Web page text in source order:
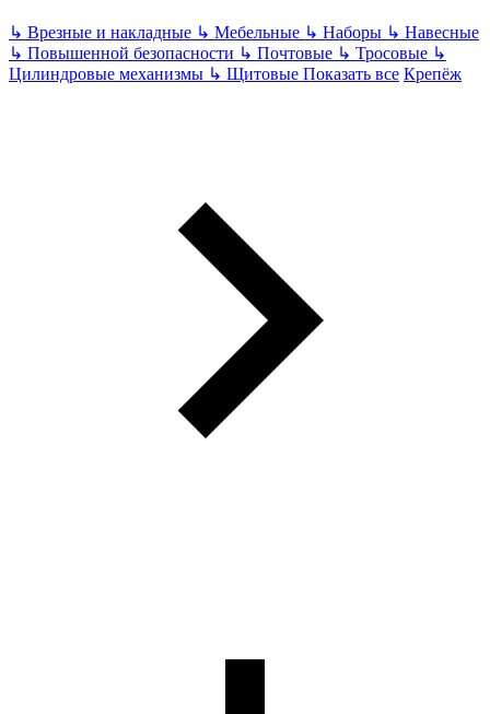
↳ Врезные и накладные ↳ Мебельные ↳ Наборы ↳ Навесные
↳ Повышенной безопасности ↳ Почтовые ↳ Тросовые ↳
Цилиндровые механизмы ↳ Щитовые Показать все Крепёж